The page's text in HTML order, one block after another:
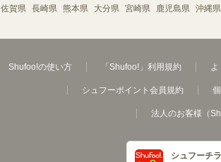
佐賀県 長崎県 熊本県 大分県 宮崎県 鹿児島県 沖縄県
Shufoo!の使い方 「Shufoo!」利用規約 よ
シュフーポイント会員規約
法人のお客様（
シュフーチ